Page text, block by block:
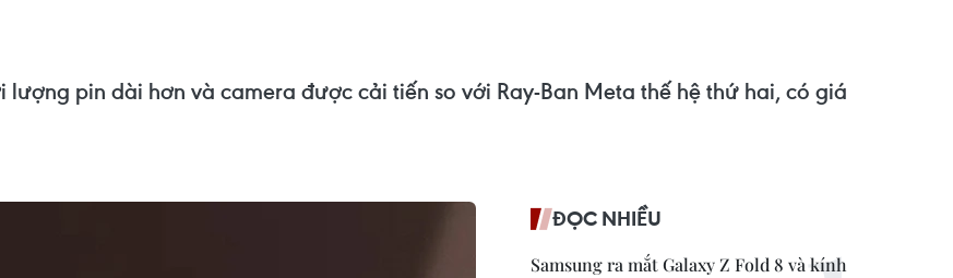
pin dài hơn và camera được cải tiến so với Ray-Ban Meta thế hệ thứ hai, có giá
ĐỌC NHIỀU
Samsung ra mắt Galaxy Z Fold 8 và kính